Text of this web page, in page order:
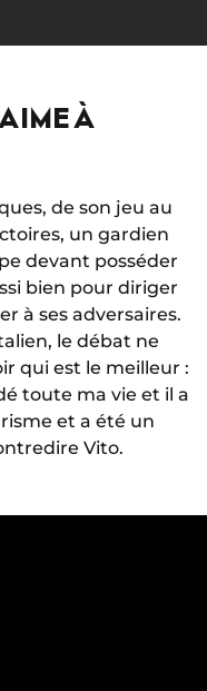
À
de son jeu au
un gardien
devant posséder
bien pour diriger
à ses adversaires.
le débat ne
qui est le meilleur :
toute ma vie et il a
et a été un
Vito.